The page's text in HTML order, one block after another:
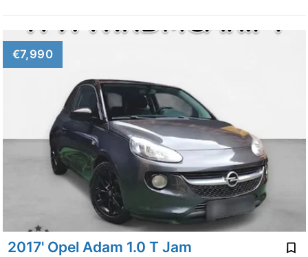
€7,990
2017' Opel Adam 1.0 T Jam